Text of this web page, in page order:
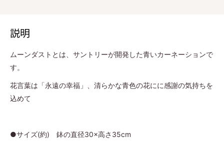
説明
ムーンダストとは、サントリーが開発した青いカーネーションで
す。
花言葉は「永遠の幸福」、清らかな青色の花にに感謝の気持ちを
込めて
●サイズ(約) 鉢の直径30×高さ35cm